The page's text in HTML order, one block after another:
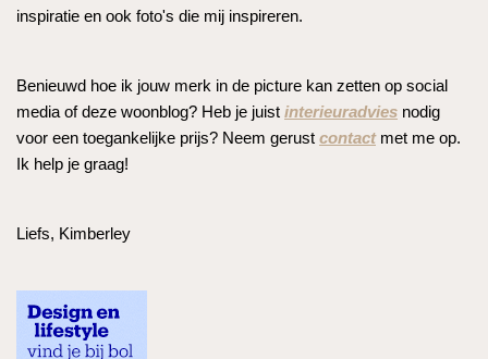
inspiratie en ook foto's die mij inspireren.
Benieuwd hoe ik jouw merk in de picture kan zetten op social
media of deze woonblog? Heb je juist interieuradvies nodig
voor een toegankelijke prijs? Neem gerust contactmet me op.
Ik help je graag!
Liefs, Kimberley